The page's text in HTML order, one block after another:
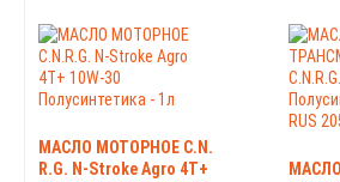
МАСЛО МОТОРНОЕ C.N.
R.G. N-Stroke Agro 4T+